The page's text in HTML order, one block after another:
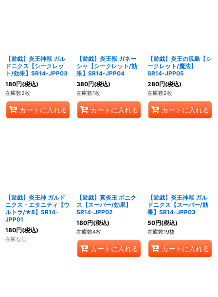
【遊戯】炎王神獣 ガル
ドニクス【シークレッ
ト/効果】SR14-JPP03
180円(税込)
在庫数2枚
カートに入れる
【遊戯】炎王獣 ガネー
シャ【シークレット/効
果】SR14-JPP04
380円(税込)
在庫数1枚
カートに入れる
【遊戯】炎王の孤島【シ
ークレット/魔法】
SR14-JPP05
280円(税込)
在庫数2枚
カートに入れる
【遊戯】炎王神 ガルド
ニクス・エタニティ【ウ
ルトラ/★8】SR14-
JPP01
180円(税込)
在庫なし
【遊戯】真炎王 ポニク
ス【スーパー/効果】
SR14-JPP02
180円(税込)
在庫数4枚
カートに入れる
【遊戯】炎王神獣 ガル
ドニクス【スーパー/効
果】SR14-JPP03
50円(税込)
在庫数19枚
カートに入れる